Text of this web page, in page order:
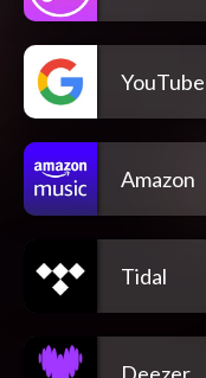
Amazon
Tidal